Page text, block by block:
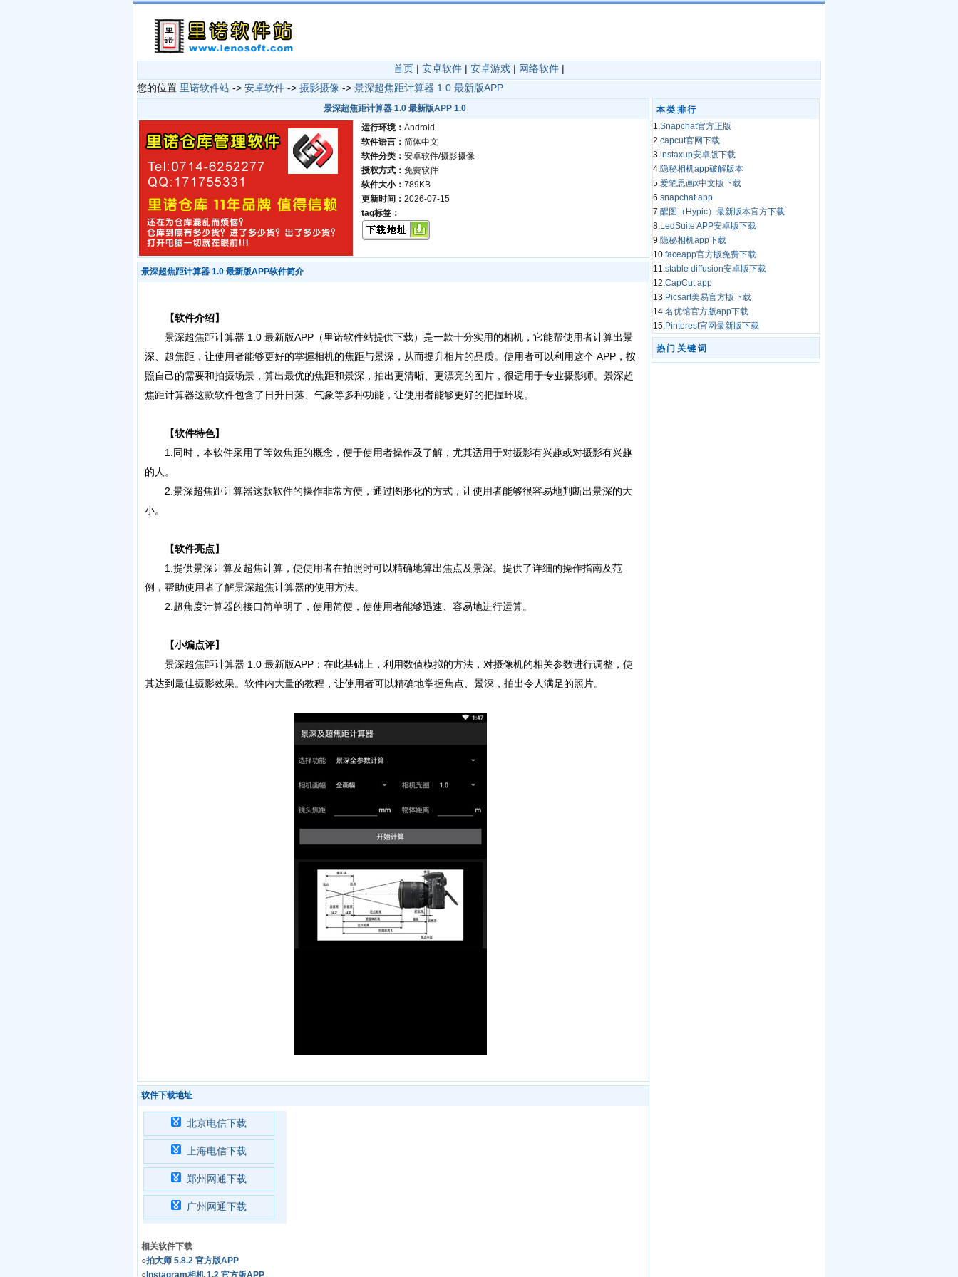
首页 | 安卓软件 | 安卓游戏 | 网络软件 |
您的位置 里诺软件站 -> 安卓软件 -> 摄影摄像 -> 景深超焦距计算器 1.0 最新版APP
景深超焦距计算器 1.0 最新版APP 1.0
运行环境： Android
软件语言： 简体中文
软件分类： 安卓软件/摄影摄像
授权方式： 免费软件
软件大小： 789KB
更新时间： 2026-07-15
tag标签：
景深超焦距计算器 1.0 最新版APP软件简介
【软件介绍】
景深超焦距计算器 1.0 最新版APP（里诺软件站提供下载）是一款十分实用的相机，它能帮使用者计算出景
深、超焦距，让使用者能够更好的掌握相机的焦距与景深，从而提升相片的品质。使用者可以利用这个 APP，按
照自己的需要和拍摄场景，算出最优的焦距和景深，拍出更清晰、更漂亮的图片，很适用于专业摄影师。景深超
焦距计算器这款软件包含了日升日落、气象等多种功能，让使用者能够更好的把握环境。
【软件特色】
1.同时，本软件采用了等效焦距的概念，便于使用者操作及了解，尤其适用于对摄影有兴趣或对摄影有兴趣
的人。
2.景深超焦距计算器这款软件的操作非常方便，通过图形化的方式，让使用者能够很容易地判断出景深的大
小。
【软件亮点】
1.提供景深计算及超焦计算，使使用者在拍照时可以精确地算出焦点及景深。提供了详细的操作指南及范
例，帮助使用者了解景深超焦计算器的使用方法。
2.超焦度计算器的接口简单明了，使用简便，使使用者能够迅速、容易地进行运算。
【小编点评】
景深超焦距计算器 1.0 最新版APP：在此基础上，利用数值模拟的方法，对摄像机的相关参数进行调整，使
其达到最佳摄影效果。软件内大量的教程，让使用者可以精确地掌握焦点、景深，拍出令人满足的照片。
软件下载地址
北京电信下载
上海电信下载
郑州网通下载
广州网通下载
相关软件下载
○拍大师 5.8.2 官方版APP
○ Instagram相机 1.2 官方版APP
本类排行
1.Snapchat官方正版
2.capcut官网下载
3.instaxup安卓版下载
4.隐秘相机app破解版本
5.爱笔思画x中文版下载
6.snapchat app
7.醒图（Hypic）最新版本官方下载
8.LedSuite APP安卓版下载
9.隐秘相机app下载
10.faceapp官方版免费下载
11.stable diffusion安卓版下载
12.CapCut app
13.Picsart美易官方版下载
14.名优馆官方版app下载
15.Pinterest官网最新版下载
热门关键词